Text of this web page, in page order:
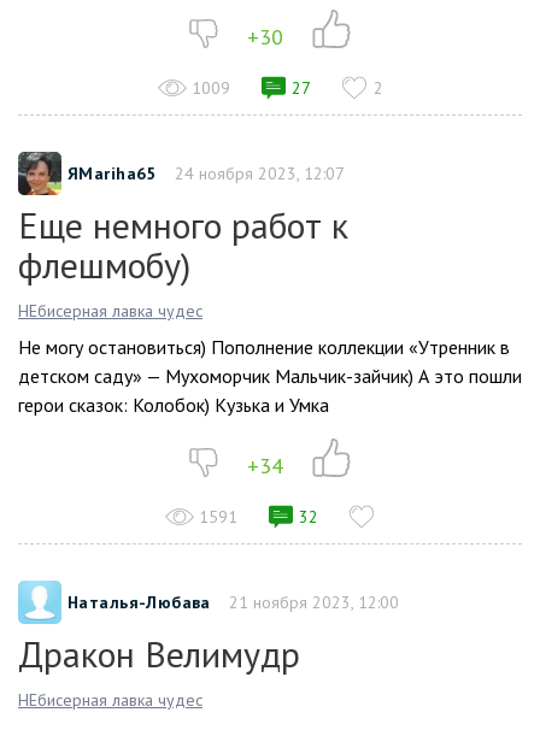
+30
1009 27 2
ЯMariha65 24 ноября 2023, 12:07
Еще немного работ к
флешмобу)
НЕбисерная лавка чудес
Не могу остановиться) Пополнение коллекции «Утренник в
детском саду» — Мухоморчик Мальчик-зайчик) А это пошли
герои сказок: Колобок) Кузька и Умка
+34
1591 32
Наталья-Любава 21 ноября 2023, 12:00
Дракон Велимудр
НЕбисерная лавка чудес